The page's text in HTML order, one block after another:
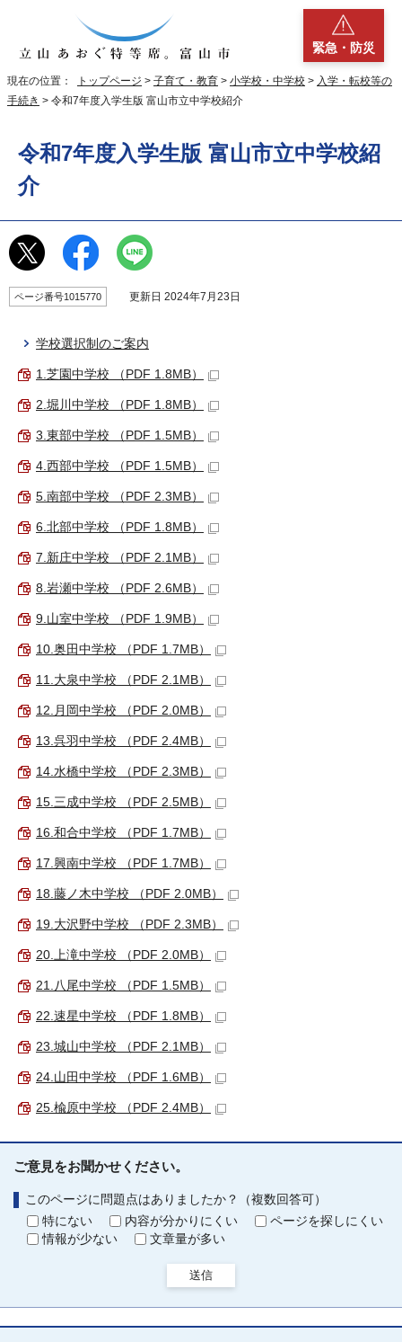
緊急・防災
現在の位置： トップページ > 子育て・教育 > 小学校・中学校 > 入学・転校等の
手続き > 令和7年度入学生版 富山市立中学校紹介
令和7年度入学生版 富山市立中学校紹
介
ページ番号1015770 更新日 2024年7月23日
学校選択制のご案内
1.芝園中学校 （PDF 1.8MB）
2.堀川中学校 （PDF 1.8MB）
3.東部中学校 （PDF 1.5MB）
4.西部中学校 （PDF 1.5MB）
5.南部中学校 （PDF 2.3MB）
6.北部中学校 （PDF 1.8MB）
7.新庄中学校 （PDF 2.1MB）
8.岩瀬中学校 （PDF 2.6MB）
9.山室中学校 （PDF 1.9MB）
10.奥田中学校 （PDF 1.7MB）
11.大泉中学校 （PDF 2.1MB）
12.月岡中学校 （PDF 2.0MB）
13.呉羽中学校 （PDF 2.4MB）
14.水橋中学校 （PDF 2.3MB）
15.三成中学校 （PDF 2.5MB）
16.和合中学校 （PDF 1.7MB）
17.興南中学校 （PDF 1.7MB）
18.藤ノ木中学校 （PDF 2.0MB）
19.大沢野中学校 （PDF 2.3MB）
20.上滝中学校 （PDF 2.0MB）
21.八尾中学校 （PDF 1.5MB）
22.速星中学校 （PDF 1.8MB）
23.城山中学校 （PDF 2.1MB）
24.山田中学校 （PDF 1.6MB）
25.楡原中学校 （PDF 2.4MB）
ご意見をお聞かせください。
このページに問題点はありましたか？（複数回答可）
特にない
内容が分かりにくい
ページを探しにくい
情報が少ない
文章量が多い
送信